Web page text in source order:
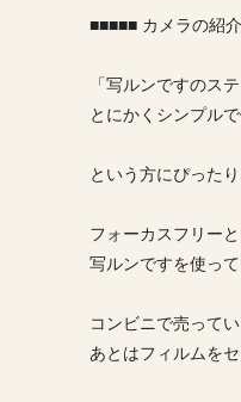
■■■■■ カメラの紹
「写ルンですのス
とにかくシンプル
という方にぴった
フォーカスフリー
写ルンですを使っ
コンビニで売って
あとはフィルムを